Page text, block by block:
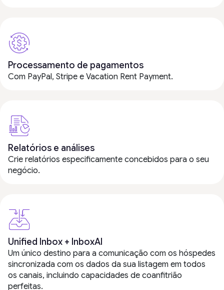
Processamento de pagamentos
Com PayPal, Stripe e Vacation Rent Payment.
Relatórios e análises
Crie relatórios especificamente concebidos para o seu
negócio.
Unified Inbox + InboxAI
Um único destino para a comunicação com os hóspedes
sincronizada com os dados da sua listagem em todos
os canais, incluindo capacidades de coanfitrião
perfeitas.